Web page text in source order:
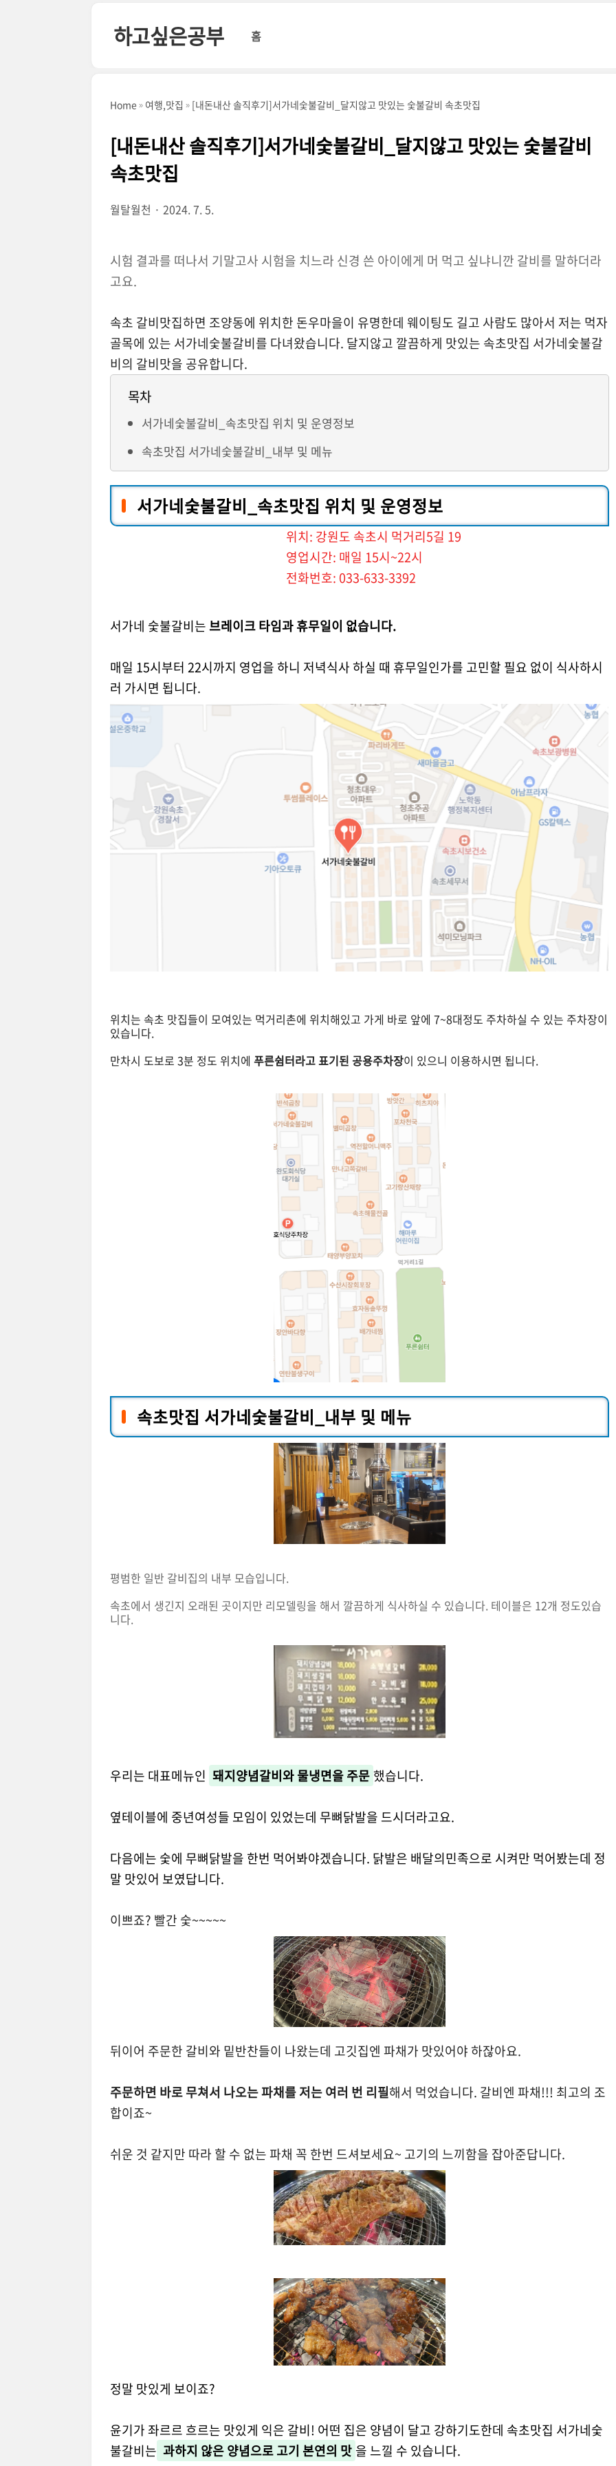
하고싶은공부 홈
Home 여행,맛집 [내돈내산 솔직후기]서가네숯불갈비_달지않고 맛있는 숯불갈비 속초맛집
[내돈내산 솔직후기]서가네숯불갈비_달지않고 맛있는 숯불갈비
속초맛집
월탈월천 2024. 7. 5.
시험 결과를 떠나서 기말고사 시험을 치느라 신경 쓴 아이에게 머 먹고 싶냐니깐 갈비를 말하더라
고요.
속초 갈비맛집하면 조양동에 위치한 돈우마을이 유명한데 웨이팅도 길고 사람도 많아서 저는 먹자
골목에 있는 서가네숯불갈비를 다녀왔습니다. 달지않고 깔끔하게 맛있는 속초맛집 서가네숯불갈
비의 갈비맛을 공유합니다.
목차
서가네숯불갈비_속초맛집 위치 및 운영정보
속초맛집 서가네숯불갈비_내부 및 메뉴
서가네숯불갈비_속초맛집 위치 및 운영정보
위치: 강원도 속초시 먹거리5길 19
영업시간: 매일 15시~22시
전화번호: 033-633-3392
서가네 숯불갈비는 브레이크 타임과 휴무일이 없습니다.
매일 15시부터 22시까지 영업을 하니 저녁식사 하실 때 휴무일인가를 고민할 필요 없이 식사하시
러 가시면 됩니다.
위치는 속초 맛집들이 모여있는 먹거리촌에 위치해있고 가게 바로 앞에 7~8대정도 주차하실 수 있는 주차장이
있습니다.
만차시 도보로 3분 정도 위치에 푸른쉼터라고 표기된 공용주차장이 있으니 이용하시면 됩니다.
속초맛집 서가네숯불갈비_내부 및 메뉴
평범한 일반 갈비집의 내부 모습입니다.
속초에서 생긴지 오래된 곳이지만 리모델링을 해서 깔끔하게 식사하실 수 있습니다. 테이블은 12개 정도있습
니다.
우리는 대표메뉴인 돼지양념갈비와 물냉면을 주문했습니다.
옆테이블에 중년여성들 모임이 있었는데 무뼈닭발을 드시더라고요.
다음에는 숯에 무뼈닭발을 한번 먹어봐야겠습니다. 닭발은 배달의민족으로 시켜만 먹어봤는데 정
말 맛있어 보였답니다.
이쁘죠? 빨간 숯~~~~~
뒤이어 주문한 갈비와 밑반찬들이 나왔는데 고깃집엔 파채가 맛있어야 하잖아요.
주문하면 바로 무쳐서 나오는 파채를 저는 여러 번 리필해서 먹었습니다. 갈비엔 파채!!! 최고의 조
합이죠~
쉬운 것 같지만 따라 할 수 없는 파채 꼭 한번 드셔보세요~ 고기의 느끼함을 잡아준답니다.
정말 맛있게 보이죠?
윤기가 좌르르 흐르는 맛있게 익은 갈비! 어떤 집은 양념이 달고 강하기도한데 속초맛집 서가네숯
불갈비는 과하지 않은 양념으로 고기 본연의 맛 을 느낄 수 있습니다.